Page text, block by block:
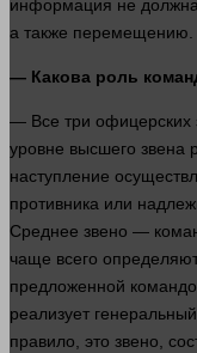
информация не
а также перемещению.
— Какова роль
— Все три офицерских
уровне высшего звена
наступление
противника или
Среднее звено —
чаще всего
предложенной
реализует
правило , это звено,